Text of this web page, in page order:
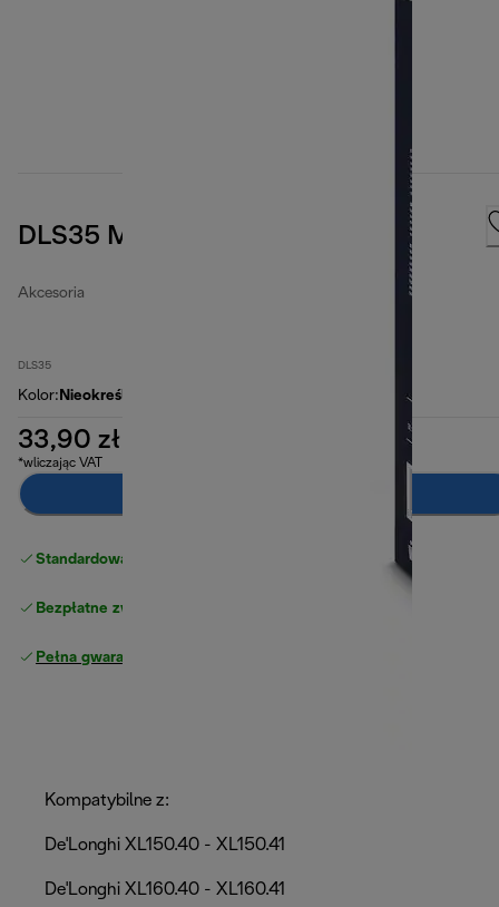
DLS35 Microfibre filter bags
Akcesoria
DLS35
Kolor: Nieokreślone
33,90 zł
*wliczając VAT
Standardowa bezpłatna dostawa
Bezpłatne zwroty
Pełna gwarancja producenta
Kompatybilne z:
De'Longhi XL150.40 - XL150.41
De'Longhi XL160.40 - XL160.41